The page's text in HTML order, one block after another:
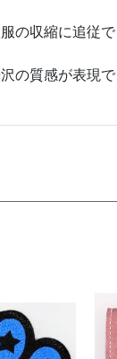
の収縮に追従で
の質感が表現で